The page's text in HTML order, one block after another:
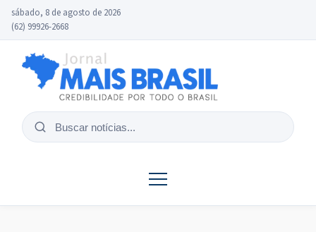
sábado, 8 de agosto de 2026
(62) 99926-2668
Buscar